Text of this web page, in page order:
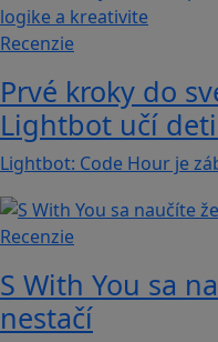
Recenzie
Prvé kroky do
Lightbot učí
Lightbot: Code Hour je
Recenzie
S With You sa
nestačí